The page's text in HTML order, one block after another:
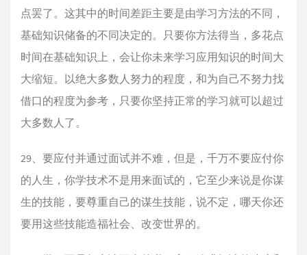
点罢了。这其中的时间差距主要是由学习方法的不同，
基础知识储备的不同决定的。只要你方法得当，多花点
时间在基础知识上，会让你未来学习应用知识的时间大
大缩短。以绝大多数人努力的程度，和为自己不努力找
借口的程度为参考，只要你坚持正常的学习就可以超过
大多数人了。
29、要应付并通过面试并不难，但是，千万不要应付你
的人生，你学技术不是用来面试的，它至少来说是你谋
生的技能，要尊重自己的谋生技能，说不定，哪天你还
要用这些技能造福社会、改变世界的。